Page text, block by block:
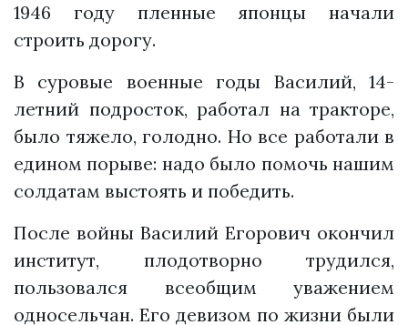
1946 году пленные японцы начали
строить дорогу.
В суровые военные годы Василий, 14-
летний подросток, работал на тракторе,
было тяжело, голодно. Но все работали в
едином порыве: надо было помочь нашим
солдатам выстоять и победить.
После войны Василий Егорович окончил
институт, плодотворно трудился,
пользовался всеобщим уважением
односельчан. Его девизом по жизни были